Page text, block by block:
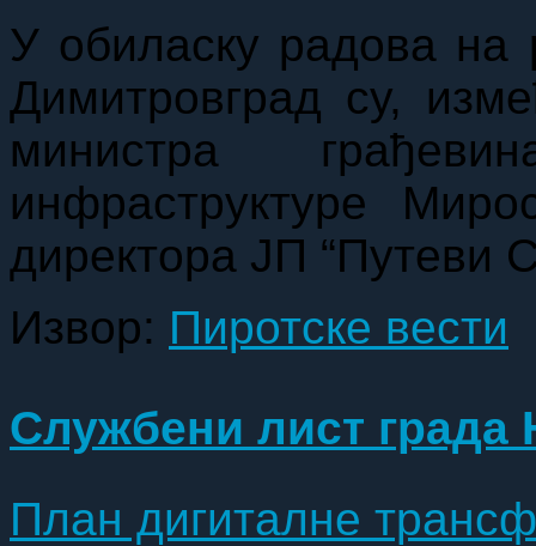
У обиласку радова на
Димитровград су,
министра
инфраструктуре
директора ЈП “Путеви
Извор: Пиротске вести
Службени лист града
План дигиталне